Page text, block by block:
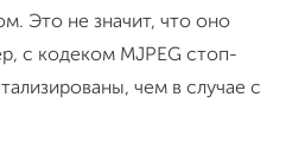
Это не значит, что оно
с кодеком MJPEG стоп-
чем в случае с